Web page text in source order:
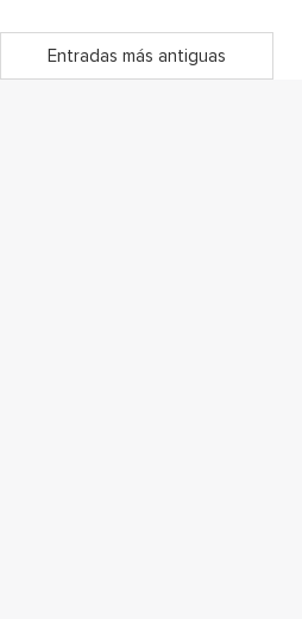
Entradas más antiguas